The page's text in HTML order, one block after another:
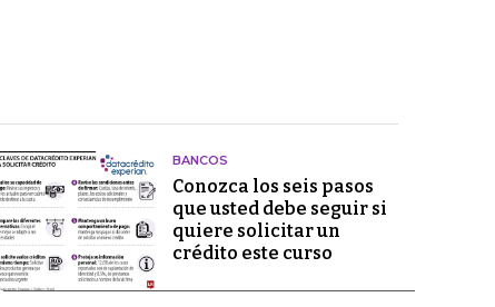
BANCOS
Conozca los seis pasos
que usted debe seguir si
quiere solicitar un
crédito este curso